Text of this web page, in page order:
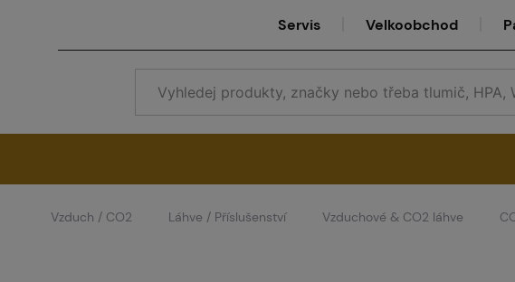
Servis Velkoobchod
Vzduch / CO2 Láhve / Příslušenství Vzduchové & CO2 láhve